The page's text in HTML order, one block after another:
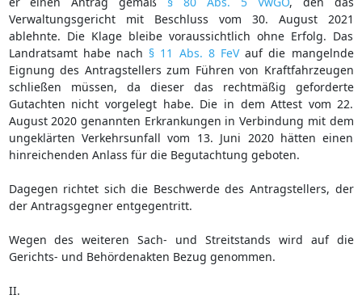
Verwaltungsgericht mit Beschluss vom 30. August 2021
ablehnte. Die Klage bleibe voraussichtlich ohne Erfolg. Das
Landratsamt habe nach § 11 Abs. 8 FeVauf die mangelnde
Eignung des Antragstellers zum Führen von Kraftfahrzeugen
schließen müssen, da dieser das rechtmäßig geforderte
Gutachten nicht vorgelegt habe. Die in dem Attest vom 22.
August 2020 genannten Erkrankungen in Verbindung mit dem
ungeklärten Verkehrsunfall vom 13. Juni 2020 hätten einen
hinreichenden Anlass für die Begutachtung geboten.
Dagegen richtet sich die Beschwerde des Antragstellers, der
der Antragsgegner entgegentritt.
Wegen des weiteren Sach- und Streitstands wird auf die
Gerichts- und Behördenakten Bezug genommen.
II.